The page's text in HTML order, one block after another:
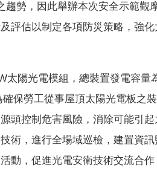
勢，因此舉辦本次安全示範觀
評估以制定各項防災策略，強
太陽光電模組，總裝置發電容量
保勞工從事屋頂太陽光電板之
頭控制危害風險，消除可能引
術，進行全場域巡檢，建置資訊
動，促進光電安衛技術交流合